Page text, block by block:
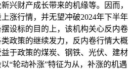
兴财产成长带来的机缘等。因而，
涨行情，并无望冲破2024年下半年
设标的目的上，该机构关心反内卷
政策的继续发力，反内卷行情大概
于政策的煤炭、钢铁、光伏、建材
“轮动补涨”特征为从，补涨的机遇